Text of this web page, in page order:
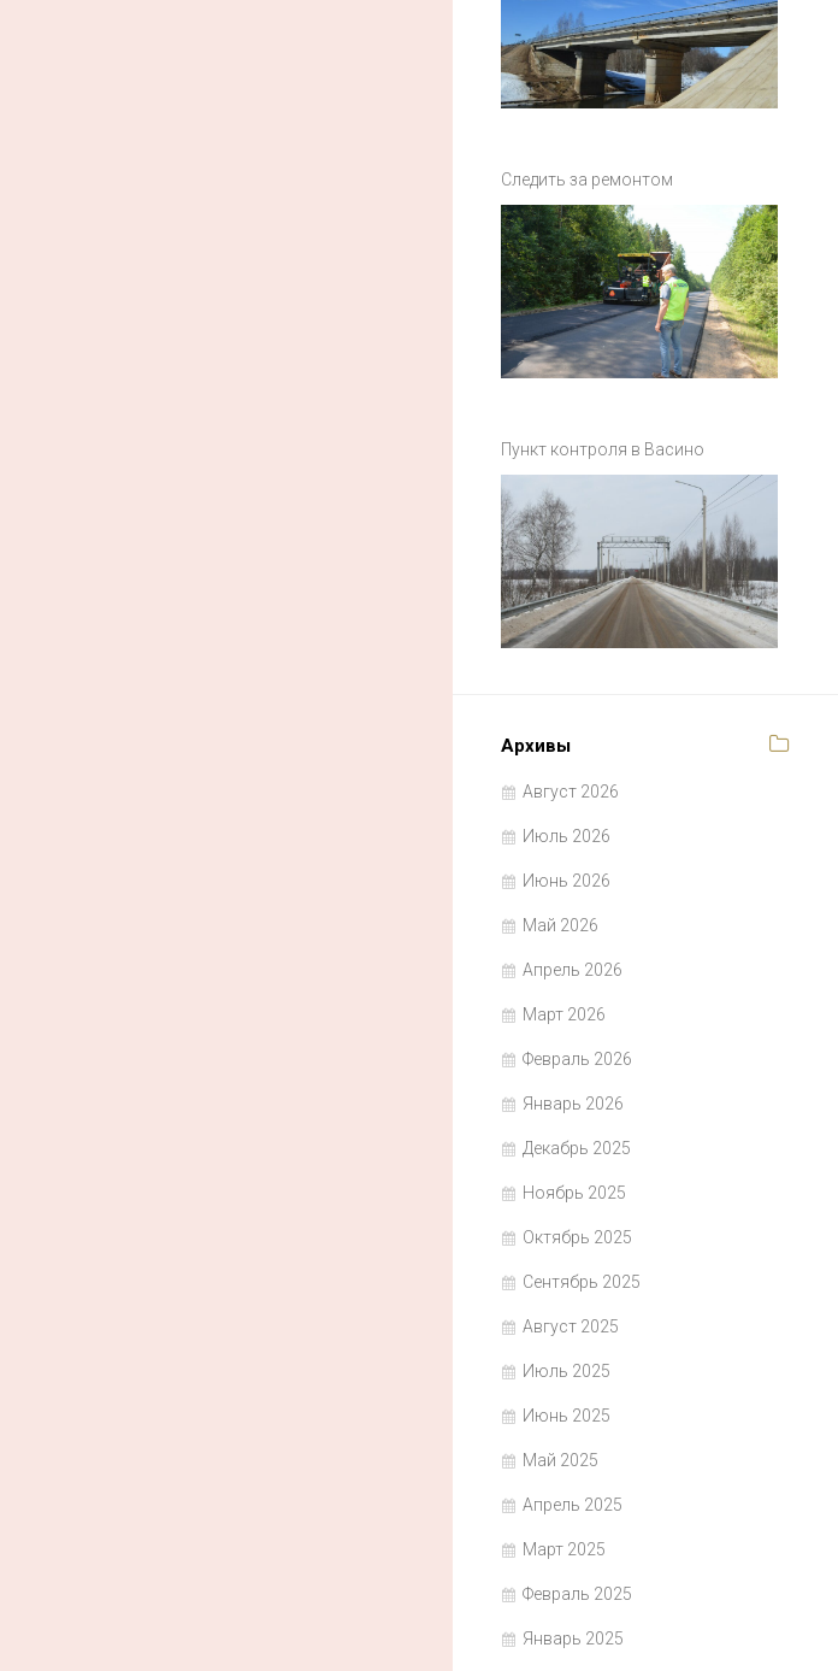
Следить за ремонтом
Пункт контроля в Васино
Архивы
Август 2026
Июль 2026
Июнь 2026
Май 2026
Апрель 2026
Март 2026
Февраль 2026
Январь 2026
Декабрь 2025
Ноябрь 2025
Октябрь 2025
Сентябрь 2025
Август 2025
Июль 2025
Июнь 2025
Май 2025
Апрель 2025
Март 2025
Февраль 2025
Январь 2025